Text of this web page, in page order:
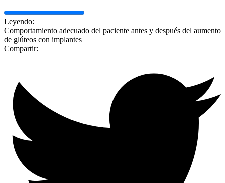
Leyendo:
Comportamiento adecuado del paciente antes y después del aumento
de glúteos con implantes
Compartir: